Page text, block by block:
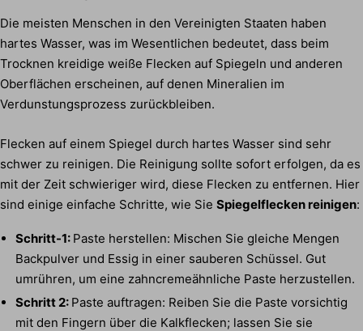
Die meisten Menschen in den Vereinigten Staaten haben
hartes Wasser, was im Wesentlichen bedeutet, dass beim
Trocknen kreidige weiße Flecken auf Spiegeln und anderen
Oberflächen erscheinen, auf denen Mineralien im
Verdunstungsprozess zurückbleiben.
Flecken auf einem Spiegel durch hartes Wasser sind sehr
schwer zu reinigen. Die Reinigung sollte sofort erfolgen, da es
mit der Zeit schwieriger wird, diese Flecken zu entfernen. Hier
sind einige einfache Schritte, wie Sie Spiegelflecken reinigen:
Schritt-1: Paste herstellen: Mischen Sie gleiche Mengen
Backpulver und Essig in einer sauberen Schüssel. Gut
umrühren, um eine zahncremeähnliche Paste herzustellen.
Schritt 2: Paste auftragen: Reiben Sie die Paste vorsichtig
mit den Fingern über die Kalkflecken; lassen Sie sie